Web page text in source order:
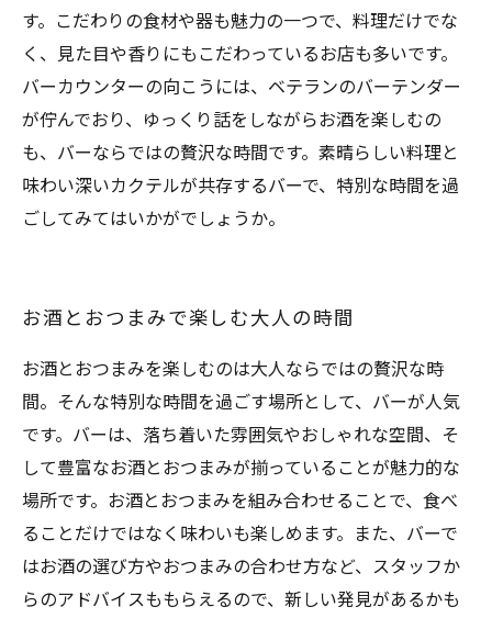
す。こだわりの食材や器も魅力の一つで、料理だけでな
く、見た目や香りにもこだわっているお店も多いです。
バーカウンターの向こうには、ベテランのバーテンダー
が佇んでおり、ゆっくり話をしながらお酒を楽しむの
も、バーならではの贅沢な時間です。素晴らしい料理と
味わい深いカクテルが共存するバーで、特別な時間を過
ごしてみてはいかがでしょうか。
お酒とおつまみで楽しむ大人の時間
お酒とおつまみを楽しむのは大人ならではの贅沢な時
間。そんな特別な時間を過ごす場所として、バーが人気
です。バーは、落ち着いた雰囲気やおしゃれな空間、そ
して豊富なお酒とおつまみが揃っていることが魅力的な
場所です。お酒とおつまみを組み合わせることで、食べ
ることだけではなく味わいも楽しめます。また、バーで
はお酒の選び方やおつまみの合わせ方など、スタッフか
らのアドバイスももらえるので、新しい発見があるかも